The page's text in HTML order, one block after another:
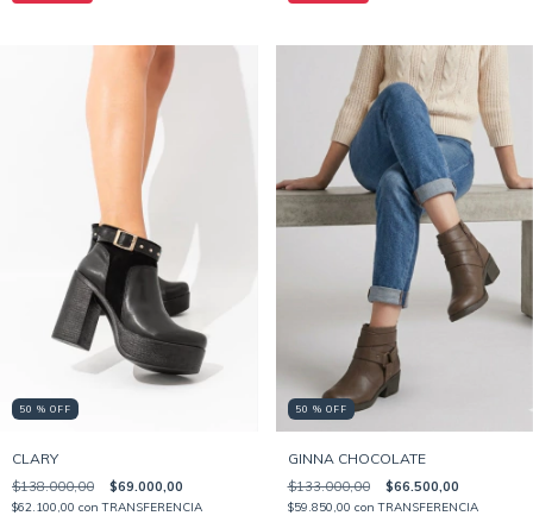
50 % OFF
CLARY
$138.000,00 $69.000,00
$62.100,00 con TRANSFERENCIA
50 % OFF
GINNA CHOCOLATE
$133.000,00 $66.500,00
$59.850,00 con TRANSFERENCIA